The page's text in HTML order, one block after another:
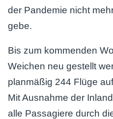
der Pandemie nicht
gebe.
Bis zum kommenden
Weichen neu gestellt
planmäßig 244 Flüge
Mit Ausnahme der
alle Passagiere durch